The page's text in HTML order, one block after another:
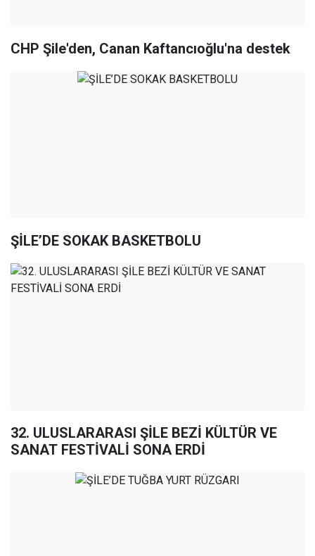
CHP Şile'den, Canan Kaftancıoğlu'na destek
ŞİLE’DE SOKAK BASKETBOLU
32. ULUSLARARASI ŞİLE BEZİ KÜLTÜR VE
SANAT FESTİVALİ SONA ERDİ